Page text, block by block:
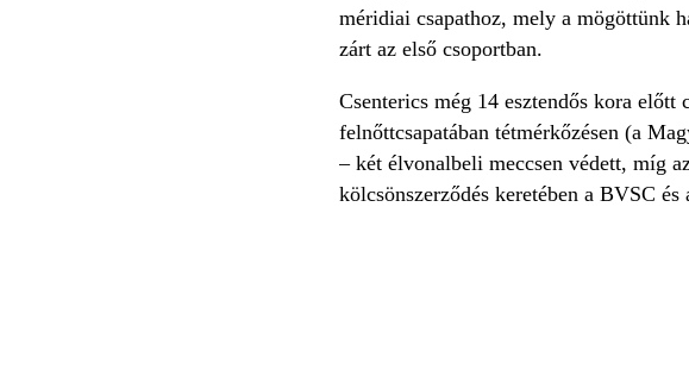
méridiai csapathoz, mely a mögöttünk
zárt az első csoportban.
Csenterics még 14 esztendős kora
felnőttcsapatában tétmérkőzésen (a
– két élvonalbeli meccsen védett, míg
kölcsönszerződés keretében a BVSC